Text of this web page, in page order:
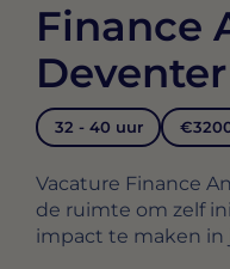
Finance
Deventer
32 - 40 uur
Vacature Finance
de ruimte om zelf
impact te maken in